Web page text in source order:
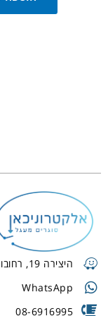
היצירה 19, רחובות
WhatsApp
08-6916995